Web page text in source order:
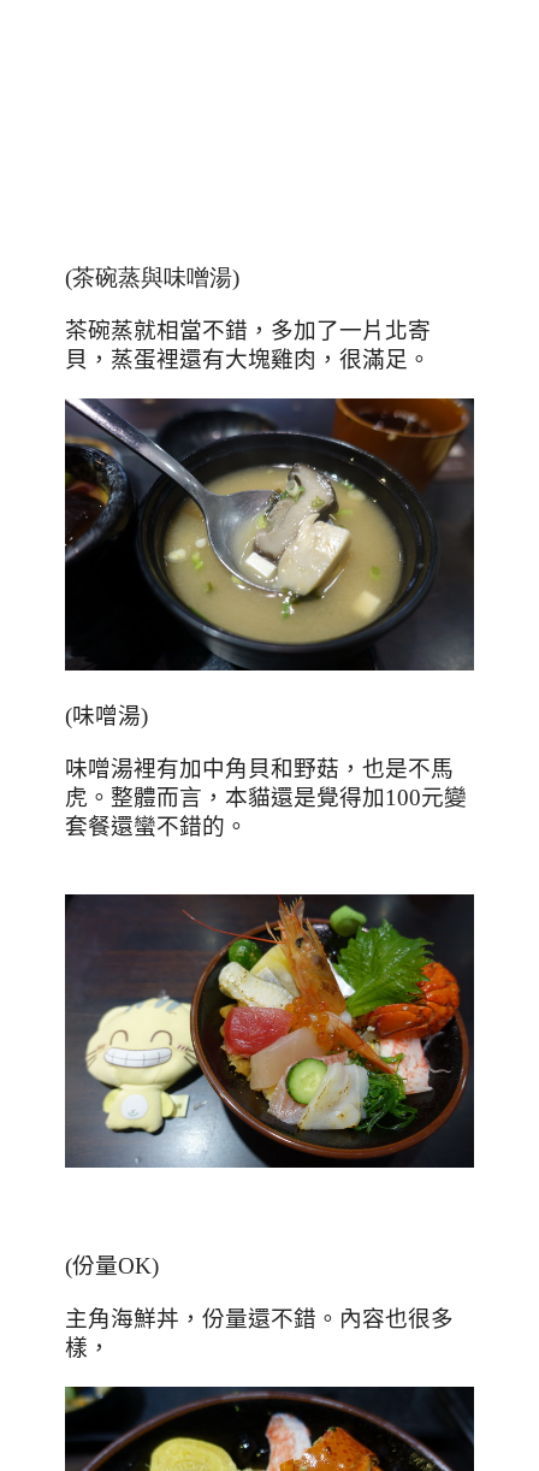
(茶碗蒸與味噌湯)
茶碗蒸就相當不錯，多加了一片北寄
貝，蒸蛋裡還有大塊雞肉，很滿足。
(味噌湯)
味噌湯裡有加中角貝和野菇，也是不馬
虎。整體而言，本貓還是覺得加100元變
套餐還蠻不錯的。
(份量OK)
主角海鮮丼，份量還不錯。內容也很多
樣，